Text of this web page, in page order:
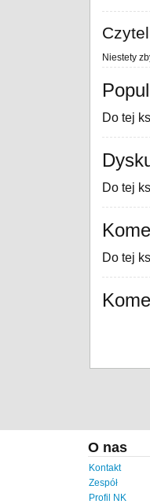
Niestety
Do tej
Do tej
Do tej
O nas
Kontakt
Zespół
Profil NK